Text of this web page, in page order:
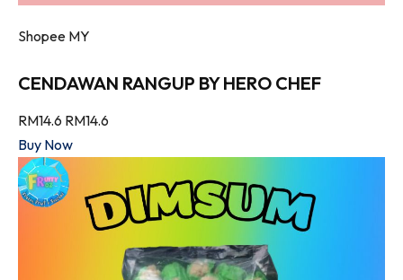
Shopee MY
CENDAWAN RANGUP BY HERO CHEF
RM14.6 RM14.6
Buy Now